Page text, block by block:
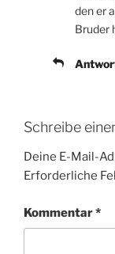
den er
Bruder
Schreibe
Deine E-Mail-
Erforderliche
Kommentar*